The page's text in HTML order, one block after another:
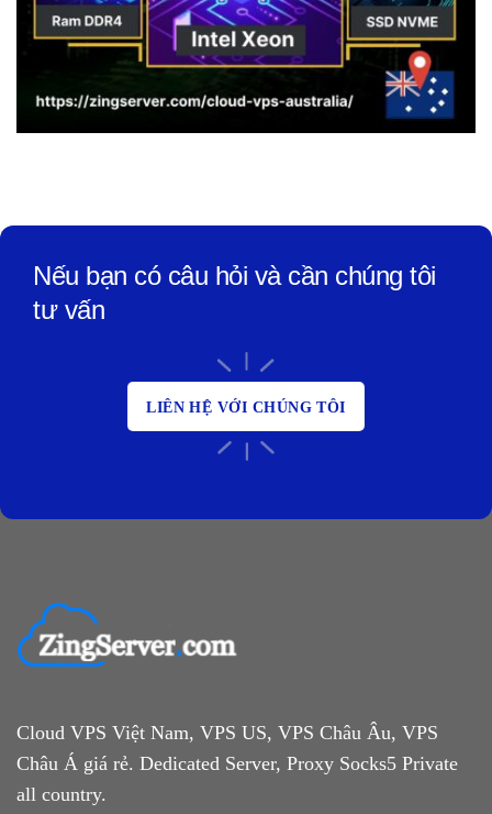
Nếu bạn có câu hỏi và cần chúng tôi
tư vấn
LIÊN HỆ VỚI CHÚNG TÔI
Cloud VPS Việt Nam, VPS US, VPS Châu Âu, VPS
Châu Á giá rẻ. Dedicated Server, Proxy Socks5 Private
all country.